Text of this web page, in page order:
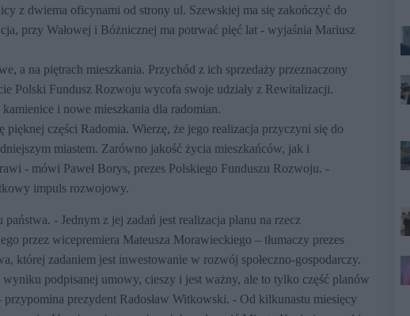
z dwiema oficynami od strony ul. Szewskiej ma się zakończyć do
przy Wałowej i Bóżnicznej ma potrwać pięć lat - wyjaśnia Mariusz
a na piętrach mieszkania. Przychód z ich sprzedaży przeznaczony
Polski Fundusz Rozwoju wycofa swoje udziały z Rewitalizacji.
i nowe mieszkania dla radomian.
części Radomia. Wierzę, że jego realizacja przyczyni się do
miastem. Zarówno jakość życia mieszkańców, jak i
- mówi Paweł Borys, prezes Polskiego Funduszu Rozwoju. -
impuls rozwojowy.
- Jednym z jej zadań jest realizacja planu na rzecz
przez wicepremiera Mateusza Morawieckiego – tłumaczy prezes
której zadaniem jest inwestowanie w rozwój społeczno-gospodarczy.
podpisanej umowy, cieszy i jest ważny, ale to tylko część planów
prezydent Radosław Witkowski. - Od kilkunastu miesięcy